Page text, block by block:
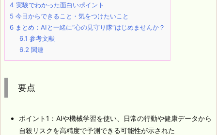
4 実験でわかった面白いポイント
5 今日からできること・気をつけたいこと
6 まとめ：AIと一緒に“心の見守り隊”はじめませんか？
6.1 参考文献
6.2 関連
要点
ポイント1：AIや機械学習を使い、日常の行動や健康データから
自殺リスクを高精度で予測できる可能性が示された